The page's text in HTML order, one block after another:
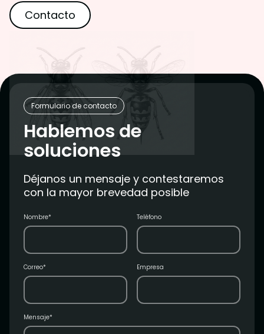
Contacto
Formulario de contacto
Hablemos de
soluciones
Déjanos un mensaje y contestaremos
con la mayor brevedad posible
Nombre* Teléfono
Correo* Empresa
Mensaje*